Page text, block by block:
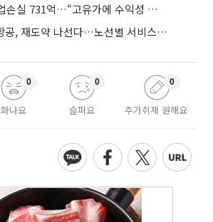
진에어, 2분기 영업손실 731억…“고유가에 수익성 악화”
새출발 트리니티항공, 재도약 나선다…노선별 서비스 차별화
화나요
0
슬퍼요
0
추가취재 원해요
0